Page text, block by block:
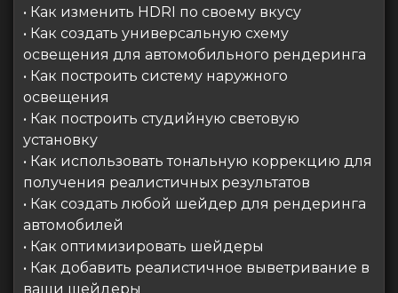
• Как изменить HDRI по своему вкусу
• Как создать универсальную схему
освещения для автомобильного рендеринга
• Как построить систему наружного
освещения
• Как построить студийную световую
установку
• Как использовать тональную коррекцию для
получения реалистичных результатов
• Как создать любой шейдер для рендеринга
автомобилей
• Как оптимизировать шейдеры
• Как добавить реалистичное выветривание в
ваши шейдеры